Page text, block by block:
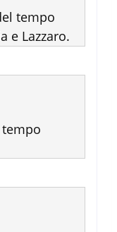
tempo
e Lazzaro.